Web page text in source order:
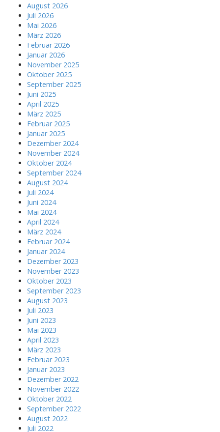
August 2026
Juli 2026
Mai 2026
März 2026
Februar 2026
Januar 2026
November 2025
Oktober 2025
September 2025
Juni 2025
April 2025
März 2025
Februar 2025
Januar 2025
Dezember 2024
November 2024
Oktober 2024
September 2024
August 2024
Juli 2024
Juni 2024
Mai 2024
April 2024
März 2024
Februar 2024
Januar 2024
Dezember 2023
November 2023
Oktober 2023
September 2023
August 2023
Juli 2023
Juni 2023
Mai 2023
April 2023
März 2023
Februar 2023
Januar 2023
Dezember 2022
November 2022
Oktober 2022
September 2022
August 2022
Juli 2022